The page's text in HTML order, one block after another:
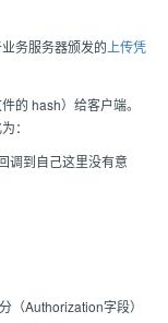
务服务器颁发的 上传凭
的 hash）给客户端。
：
调到自己这里没有意
（Authorization字段）